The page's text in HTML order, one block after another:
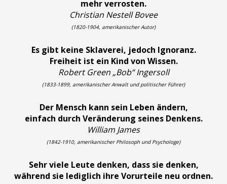
mehr verrosten.
Christian Nestell Bovee
(1820-1904, amerikanischer Autor)
Es gibt keine Sklaverei, jedoch Ignoranz.
Freiheit ist ein Kind von Wissen.
Robert Green „Bob“ Ingersoll
(1833-1899, amerikanischer Anwalt und politischer Führer)
Der Mensch kann sein Leben ändern,
einfach durch Veränderung seines Denkens.
William James
(1842-1910, amerikanischer Philosoph und Psychologe)
Sehr viele Leute denken, dass sie denken,
während sie lediglich ihre Vorurteile neu ordnen.